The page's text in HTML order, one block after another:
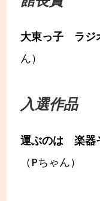
大東っ子 ラジ
ん）
入選作品
運ぶのは 楽器
（Pちゃん）